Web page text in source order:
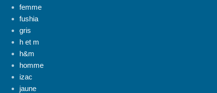
femme
fushia
gris
h et m
h&m
homme
izac
jaune